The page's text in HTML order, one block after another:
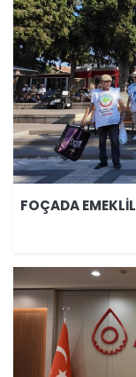
FOÇADA